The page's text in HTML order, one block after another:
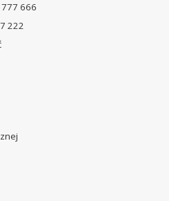
666
222